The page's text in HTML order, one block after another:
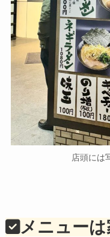
店頭には
メニュー